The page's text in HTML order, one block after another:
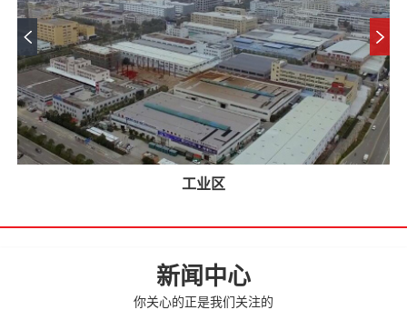
工业区
新闻中心
你关心的正是我们关注的